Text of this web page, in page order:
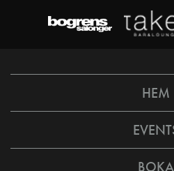
HEM
BOKA